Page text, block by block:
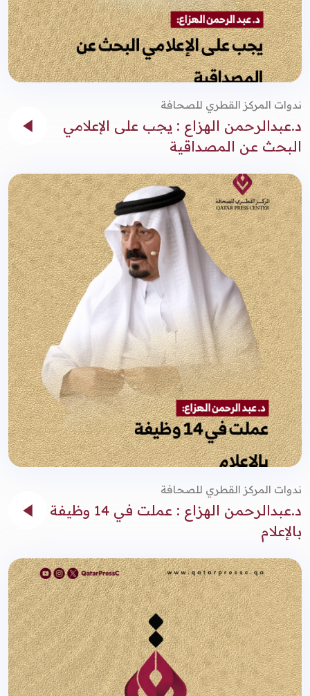
ندوات المركز القطري للصحافة
د.عبدالرحمن الهزاع : يجب على الإعلامي
البحث عن المصداقية
ندوات المركز القطري للصحافة
د.عبدالرحمن الهزاع : عملت في 14 وظيفة
بالإعلام